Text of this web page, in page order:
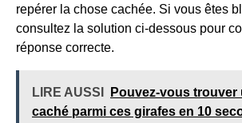
repérer la chose cachée. Si vous êtes
consultez la solution ci-dessous pour
réponse correcte.
LIRE AUSSI
Pouvez-vous trouver
caché parmi ces girafes en 10